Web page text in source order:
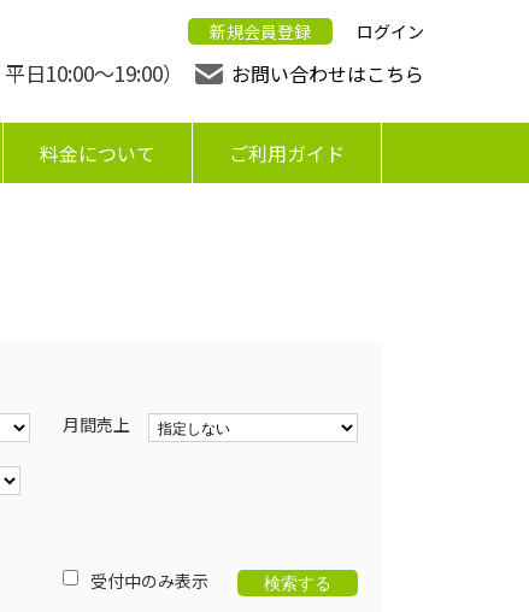
新規会員登録 ログイン
日10:00〜19:00） お問い合わせはこちら
料金について ご利用ガイド
月間売上
受付中のみ表示